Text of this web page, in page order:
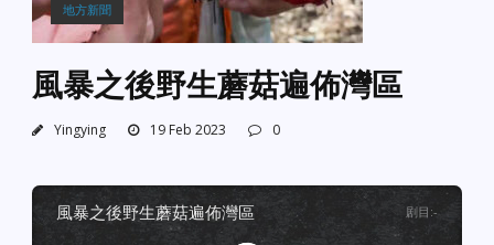
地方新聞
風暴之後野生蘑菇遍佈灣區
Yingying 19 Feb 2023 0
風暴之後野生蘑菇遍佈灣區 剧目 :-